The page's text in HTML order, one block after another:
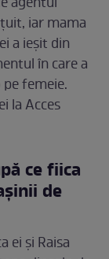
iar mama
a ieșit din
în care a
femeie.
la Acces
ce fiica
de
ei și Raisa